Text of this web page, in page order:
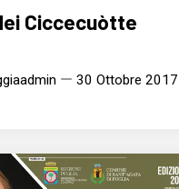
Ciccecuòtte
30 Ottobre 2017